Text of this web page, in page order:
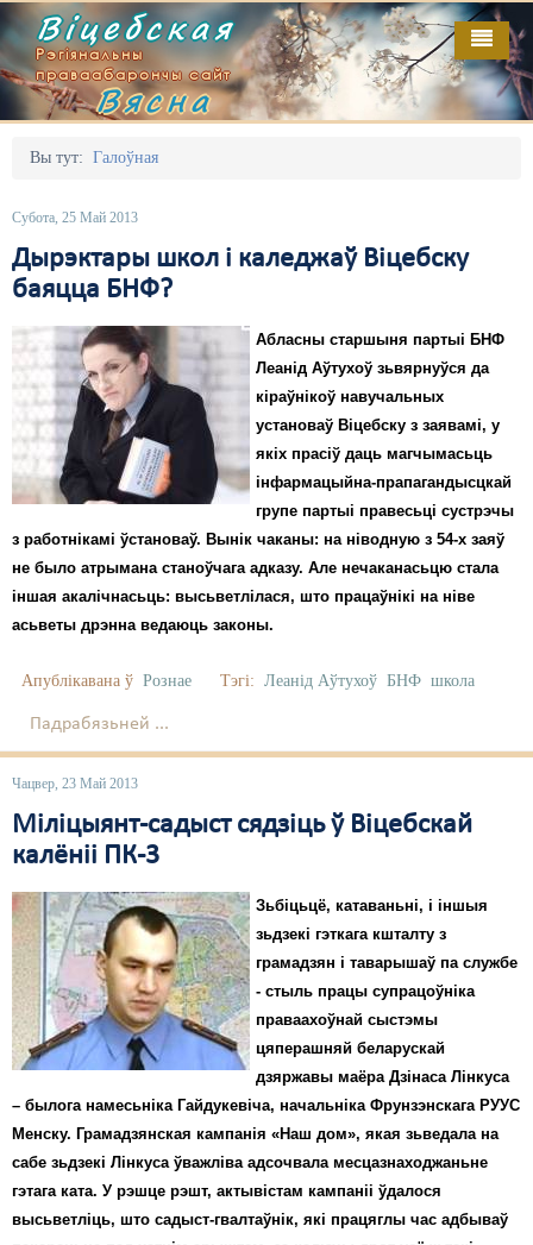
Віцебская
Рэгіянальны
праваабарончы сайт
Вясна
Вы тут: Галоўная
Субота, 25 Май 2013
Дырэктары школ і каледжаў Віцебску
баяцца БНФ?
Абласны старшыня партыі БНФ
Леанід Аўтухоў зьвярнуўся да
кіраўнікоў навучальных
установаў Віцебску з заявамі, у
якіх прасіў даць магчымасьць
інфармацыйна-прапагандысцкай
групе партыі правесьці сустрэчы
з работнікамі ўстановаў. Вынік чаканы: на ніводную з 54-х заяў
не было атрымана станоўчага адказу. Але нечаканасьцю стала
іншая акалічнасьць: высьветлілася, што працаўнікі на ніве
асьветы дрэнна ведаюць законы.
Апублікавана ў Рознае Тэгі: Леанід Аўтухоў БНФ школа
Падрабязьней ...
Чацвер, 23 Май 2013
Міліцыянт-садыст сядзіць ў Віцебскай
калёніі ПК-3
Зьбіцьцё, катаваньні, і іншыя
зьдзекі гэткага кшталту з
грамадзян і таварышаў па службе
- стыль працы супрацоўніка
праваахоўнай сыстэмы
цяперашняй беларускай
дзяржавы маёра Дзінаса Лінкуса
– былога намесьніка Гайдукевіча, начальніка Фрунзэнскага РУУС
Менску. Грамадзянская кампанія «Наш дом», якая зьведала на
сабе зьдзекі Лінкуса ўважліва адсочвала месцазнаходжаньне
гэтага ката. У рэшце рэшт, актывістам кампаніі ўдалося
высьветліць, што садыст-гвалтаўнік, які працяглы час адбываў
Галоўная
Адміністрацыйны перасьлед
Безбар'ернае асяродзьдзе
Выбары
Грамадзянскія ініцыятывы
Дзяржава
Дыскрымінацыя
Затрыманьні
Карная псыхіятрыя
Культурныя правы
ЛПП
Мігранты
Палітвязьні
Праваабаронцы
Правы дзіцяці
Пэнітэнцыярная сыстэма
Распальваньне варожасьці
Рознае
Свабода слова
Свабода сумленьня
Суд
Выданьні
Кантакт
Пра нас
RSS